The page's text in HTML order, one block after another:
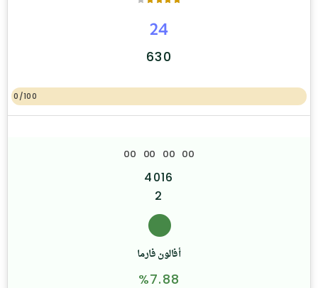
24
630
0/100
أفالون فارما
%7.88
00 00 00 00
4016
2